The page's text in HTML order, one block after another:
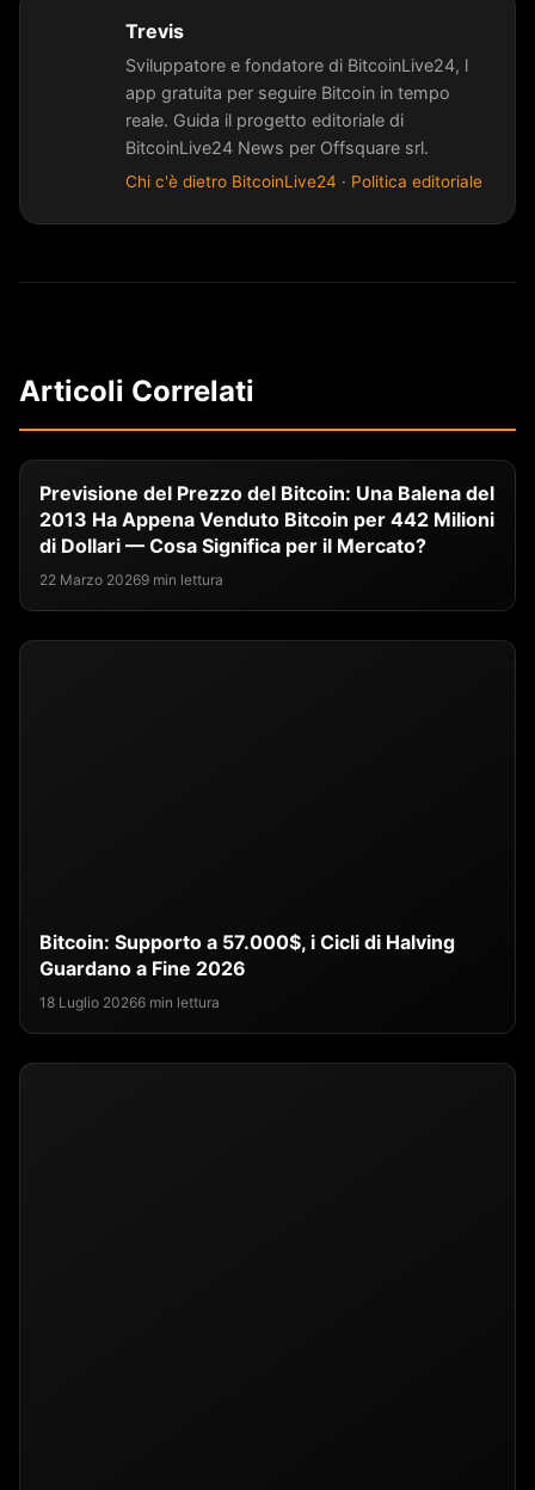
Trevis
Sviluppatore e fondatore di BitcoinLive24, l
app gratuita per seguire Bitcoin in tempo
reale. Guida il progetto editoriale di
BitcoinLive24 News per Offsquare srl.
Chi c'è dietro BitcoinLive24 · Politica editoriale
Articoli Correlati
Previsione del Prezzo del Bitcoin: Una Balena del
2013 Ha Appena Venduto Bitcoin per 442 Milioni
di Dollari — Cosa Significa per il Mercato?
22 Marzo 20269 min lettura
Bitcoin: Supporto a 57.000$, i Cicli di Halving
Guardano a Fine 2026
18 Luglio 20266 min lettura